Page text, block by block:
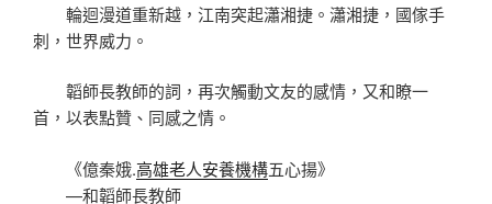
輪迴漫道重新越，江南突起瀟湘捷。瀟湘捷，國傢手
刺，世界威力。
韜師長教師的詞，再次觸動文友的感情，又和瞭一
首，以表點贊、同感之情。
《億秦娥.高雄老人安養機構五心揚》
—和韜師長教師